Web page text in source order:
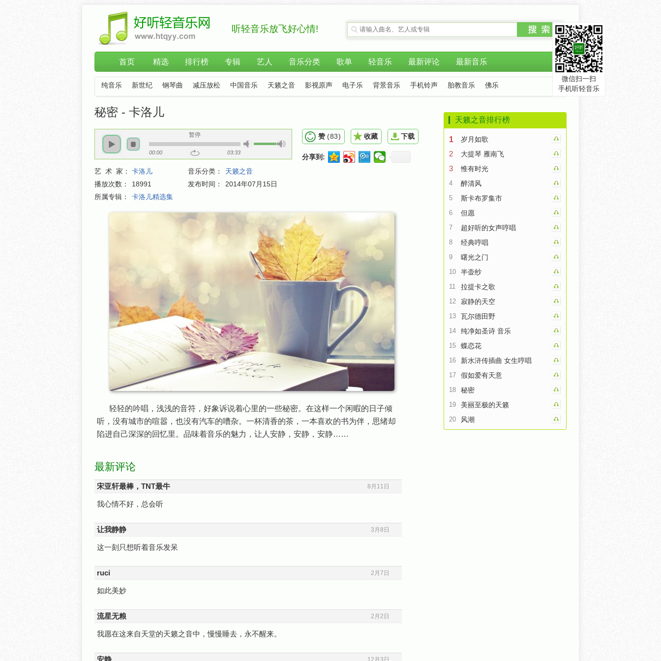
听轻音乐放飞好心情!
首页 精选 排行榜 专辑 艺人 音乐分类 歌单 轻音乐 最新评论 最新音乐
纯音乐 新世纪 钢琴曲 减压放松 中国音乐 天籁之音 影视原声 电子乐 背景音乐 手机铃声 胎教音乐 佛乐
秘密 - 卡洛儿
暂停
00:00 03:33
艺 术 家： 卡洛儿 音乐分类：
天籁之音
播放次数：
18991 发布时间：
2014年07月15日
所属专辑：
卡洛儿精选集
赞 (83) 收藏 下载
分享到:
轻轻的吟唱，浅浅的音符，好象诉说着心里的一些秘密。在这样一个闲暇的日子倾
听，没有城市的喧嚣，也没有汽车的嘈杂。一杯清香的茶，一本喜欢的书为伴，思绪却
陷进自己深深的回忆里。品味着音乐的魅力，让人安静，安静，安静……
最新评论
宋亚轩最棒，TNT最牛 8月11日
我心情不好，总会听
让我静静 3月8日
这一刻只想听着音乐发呆
ruci 2月7日
如此美妙
流星无粮 2月2日
我愿在这来自天堂的天籁之音中，慢慢睡去，永不醒来。
安静 12月3日
天籁之音排行榜
1 岁月如歌
2 大提琴 雁南飞
3 惟有时光
4 醉清风
5 斯卡布罗集市
6 但愿
7 超好听的女声哼唱
8 经典哼唱
9 曙光之门
10 半壶纱
11 拉提卡之歌
12 寂静的天空
13 瓦尔德田野
14 纯净如圣诗 音乐
15 蝶恋花
16 新水浒传插曲 女生哼唱
17 假如爱有天意
18 秘密
19 美丽至极的天籁
20 风潮
微信扫一扫
手机听轻音乐